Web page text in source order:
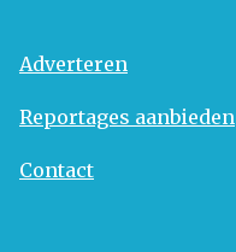
Adverteren
Reportages aanbieden
Contact